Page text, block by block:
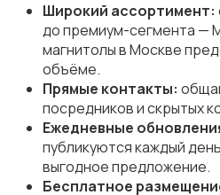
Микрофоны
Широкий ассортимент:
до премиум-сегмента —
магнитолы в Москве
объёме.
Прямые контакты:
посредников и скрытых
Ежедневные
публикуются каждый
выгодное предложение.
Бесплатное